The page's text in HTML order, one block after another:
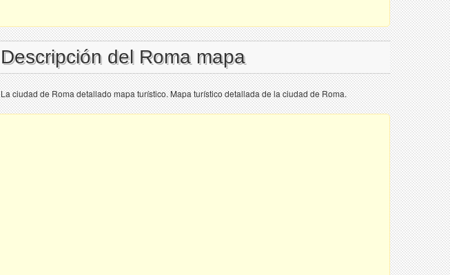
Descripción del Roma mapa
La ciudad de Roma detallado mapa turístico. Mapa turístico detallada de la ciudad de Roma.